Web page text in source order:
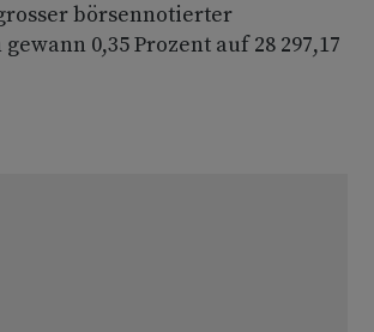
börsennotierter
0,35 Prozent auf 28 297,17